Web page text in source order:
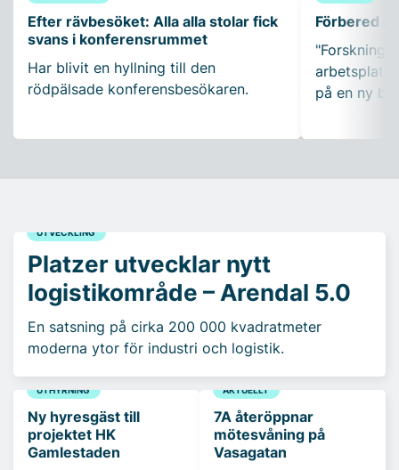
Efter rävbesöket: Alla alla stolar fick
svans i konferensrummet
Har blivit en hyllning till den
rödpälsade konferensbesökaren.
Förbered
"Forskning
på en ny
UTVECKLING
Platzer utvecklar nytt
logistikområde – Arendal 5.0
En satsning på cirka 200 000 kvadratmeter
moderna ytor för industri och logistik.
UTHYRNING
Ny hyresgäst till
projektet HK
Gamlestaden
AKTUELLT
7A återöppnar
mötesvåning på
Vasagatan